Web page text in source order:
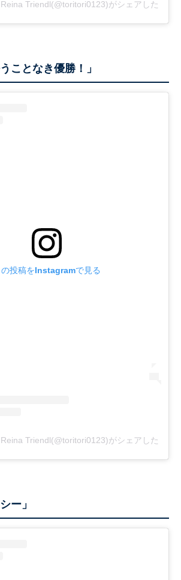
Triendl(@toritori0123)がシェアした投稿
ことなき優勝！」
の投稿をInstagramで見る
Triendl(@toritori0123)がシェアした投稿
ー」